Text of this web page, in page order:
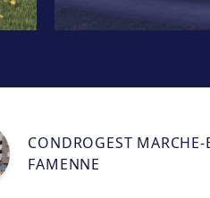
CONDROGEST MARCHE-
FAMENNE